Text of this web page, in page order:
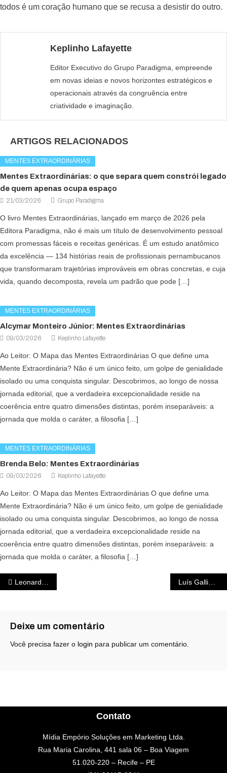
todos é um coração humano que se recusa a desistir do outro.
Keplinho Lafayette
Editor Executivo do Grupo Paradigma, empreende
em novas ideias e novos horizontes estratégicos e
operacionais através da congruência entre
criatividade e imaginação.
ARTIGOS RELACIONADOS
MENTES EXTRAORDINÁRIAS
Mentes Extraordinárias: o que separa quem constrói legado
de quem apenas ocupa espaço
21/03/2026 Grupo Paradigma
O livro Mentes Extraordinárias, lançado em março de 2026 pela
Editora Paradigma, não é mais um título de desenvolvimento pessoal
com promessas fáceis e receitas genéricas. É um estudo anatômico
da excelência — 134 histórias reais de profissionais pernambucanos
que transformaram trajetórias improváveis em obras concretas, e cuja
vida, quando decomposta, revela um padrão que pode […]
MENTES EXTRAORDINÁRIAS
Alcymar Monteiro Júnior: Mentes Extraordinárias
09/03/2026 Keplinho Lafayette
Ao Leitor: O Mapa das Mentes Extraordinárias O que define uma
Mente Extraordinária? Não é um único feito, um golpe de genialidade
isolado ou uma conquista singular. Descobrimos, ao longo de nossa
jornada editorial, que a verdadeira excepcionalidade reside na
coerência entre quatro dimensões distintas, porém inseparáveis: a
jornada que molda o caráter, a filosofia […]
MENTES EXTRAORDINÁRIAS
Brenda Belo: Mentes Extraordinárias
09/03/2026 Keplinho Lafayette
Ao Leitor: O Mapa das Mentes Extraordinárias O que define uma
Mente Extraordinária? Não é um único feito, um golpe de genialidade
isolado ou uma conquista singular. Descobrimos, ao longo de nossa
jornada editorial, que a verdadeira excepcionalidade reside na
coerência entre quatro dimensões distintas, porém inseparáveis: a
jornada que molda o caráter, a filosofia […]
Leonardo Accioly – Mentes Extraordinárias
Deixe um comentário
Você precisa fazer o login para publicar um comentário.
Contato
Mídia Empório Soluções em Marketing Ltda.
Rua Maria Carolina, 441 sala 06 – Boa Viagem
51.020-220 – Recife – PE